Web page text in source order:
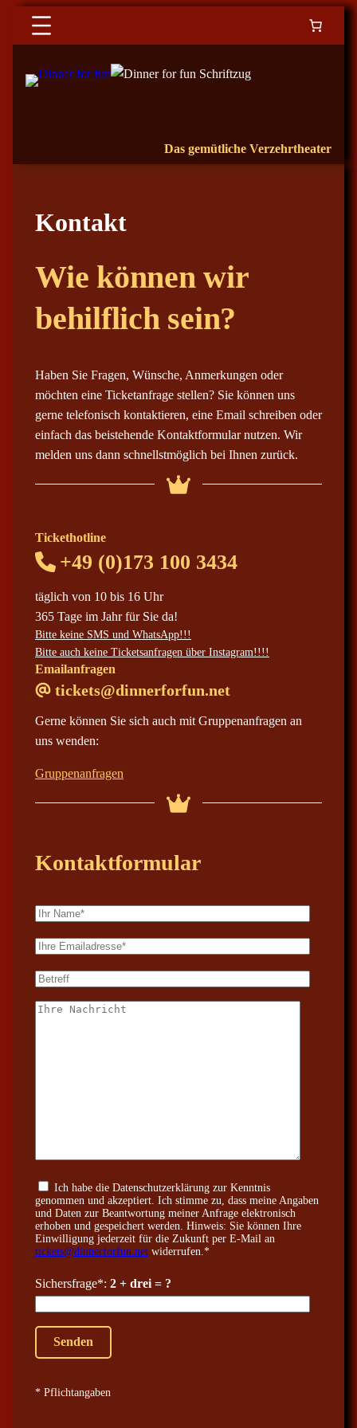
Das gemütliche Verzehrtheater
Kontakt
Wie können wir
behilflich sein?
Haben Sie Fragen, Wünsche, Anmerkungen oder
möchten eine Ticketanfrage stellen? Sie können uns
gerne telefonisch kontaktieren, eine Email schreiben oder
einfach das beistehende Kontaktformular nutzen. Wir
melden uns dann schnellstmöglich bei Ihnen zurück.
Tickethotline
+49 (0)173 100 3434
täglich von 10 bis 16 Uhr
365 Tage im Jahr für Sie da!
Bitte keine SMS und WhatsApp!!!
Bitte auch keine Ticketsanfragen über Instagram!!!!
Emailanfragen
tickets@dinnerforfun.net
Gerne können Sie sich auch mit Gruppenanfragen an
uns wenden:
Gruppenanfragen
Kontaktformular
Ich habe die Datenschutzerklärung zur Kenntnis
genommen und akzeptiert. Ich stimme zu, dass meine Angaben
und Daten zur Beantwortung meiner Anfrage elektronisch
erhoben und gespeichert werden. Hinweis: Sie können Ihre
Einwilligung jederzeit für die Zukunft per E-Mail an
tickets@dinnerforfun.net widerrufen.*
Sichersfrage*: 2 + drei = ?
* Pflichtangaben